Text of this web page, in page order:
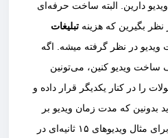
ویدیو دارین. البته ساخت حرفه‌ای
نظر بگیرین که هزینه تبلیغات
ویدیو در نظر گرفته میشه. اگه
ساخت ویدیو کنین، می‌تونین
را در کنار یکدیگر قرار داده و
بدونین که مدت زمان ویدیو بر
روی هزینه تبلیغات تاثیر داره. برای مثال ویدیوهای ۱۵ ثانیه‌ای در